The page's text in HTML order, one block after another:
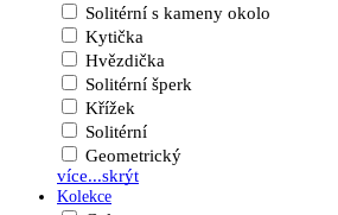
Solitérní s kameny okolo
Kytička
Hvězdička
Solitérní šperk
Křížek
Solitérní
Geometrický
více...skrýt
Kolekce